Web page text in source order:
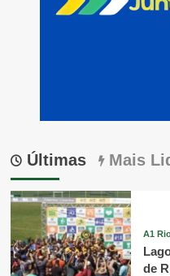
Últimas Mais
A1
de